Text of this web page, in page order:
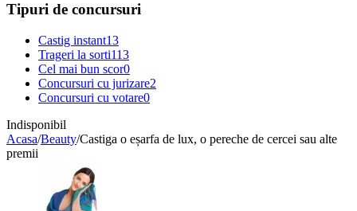
Tipuri de concursuri
Castig instant13
Trageri la sorti113
Cel mai bun scor0
Concursuri cu jurizare2
Concursuri cu votare0
Indisponibil
Acasa/Beauty/Castiga o eșarfa de lux, o pereche de cercei sau alte
premii